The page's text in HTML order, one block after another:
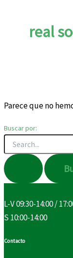
real
Parece que no
Buscar por:
L-V 09:30-14:00 /
S 10:00-14:00
Contacto